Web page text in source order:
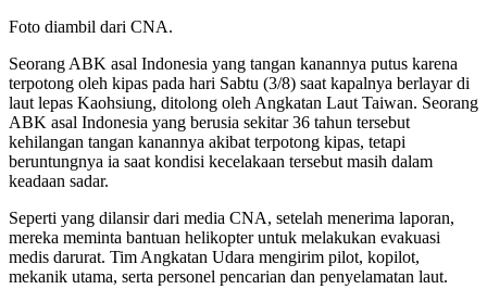
Foto diambil dari CNA.
Seorang ABK asal Indonesia yang tangan kanannya putus karena
terpotong oleh kipas pada hari Sabtu (3/8) saat kapalnya berlayar di
laut lepas Kaohsiung, ditolong oleh Angkatan Laut Taiwan. Seorang
ABK asal Indonesia yang berusia sekitar 36 tahun tersebut
kehilangan tangan kanannya akibat terpotong kipas, tetapi
beruntungnya ia saat kondisi kecelakaan tersebut masih dalam
keadaan sadar.
Seperti yang dilansir dari media CNA, setelah menerima laporan,
mereka meminta bantuan helikopter untuk melakukan evakuasi
medis darurat. Tim Angkatan Udara mengirim pilot, kopilot,
mekanik utama, serta personel pencarian dan penyelamatan laut.